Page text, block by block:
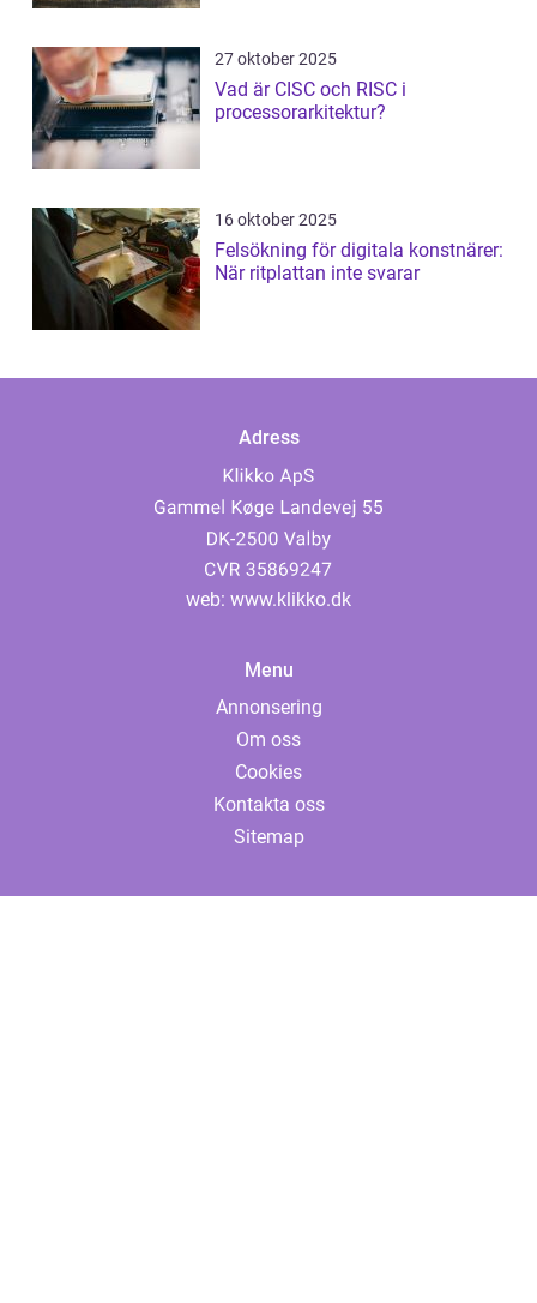
27 oktober 2025
Vad är CISC och RISC i
processorarkitektur?
16 oktober 2025
Felsökning för digitala konstnärer:
När ritplattan inte svarar
Adress
web: www.klikko.dk
Menu
Annonsering
Om oss
Cookies
Kontakta oss
Sitemap